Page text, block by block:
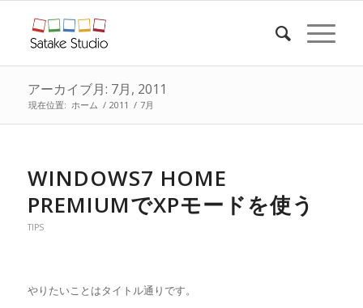
アーカイブ月: 7月, 2011
現在位置: ホーム / 2011 / 7月
WINDOWS7 HOME
PREMIUMでXPモードを使う
TIPS
やりたいことはタイトル通りです。